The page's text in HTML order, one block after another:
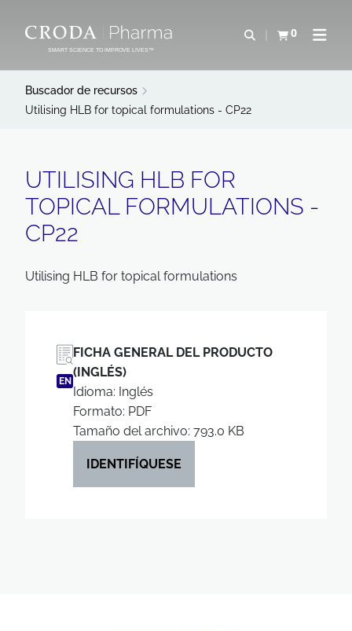
CONTENIDOSMART SCIENCE TO IMPROVE LIVES™
Abrir0
Ver carritoAbrir
Buscador de recursos
Utilising HLB for topical formulations - CP22
UTILISING HLB FOR
TOPICAL FORMULATIONS -
CP22
Utilising HLB for topical formulations
EN
FICHA GENERAL DEL PRODUCTO
(INGLÉS)
Idioma: Inglés
Formato: PDF
Tamaño del archivo: 793.0 KB
IDENTIFÍQUESE